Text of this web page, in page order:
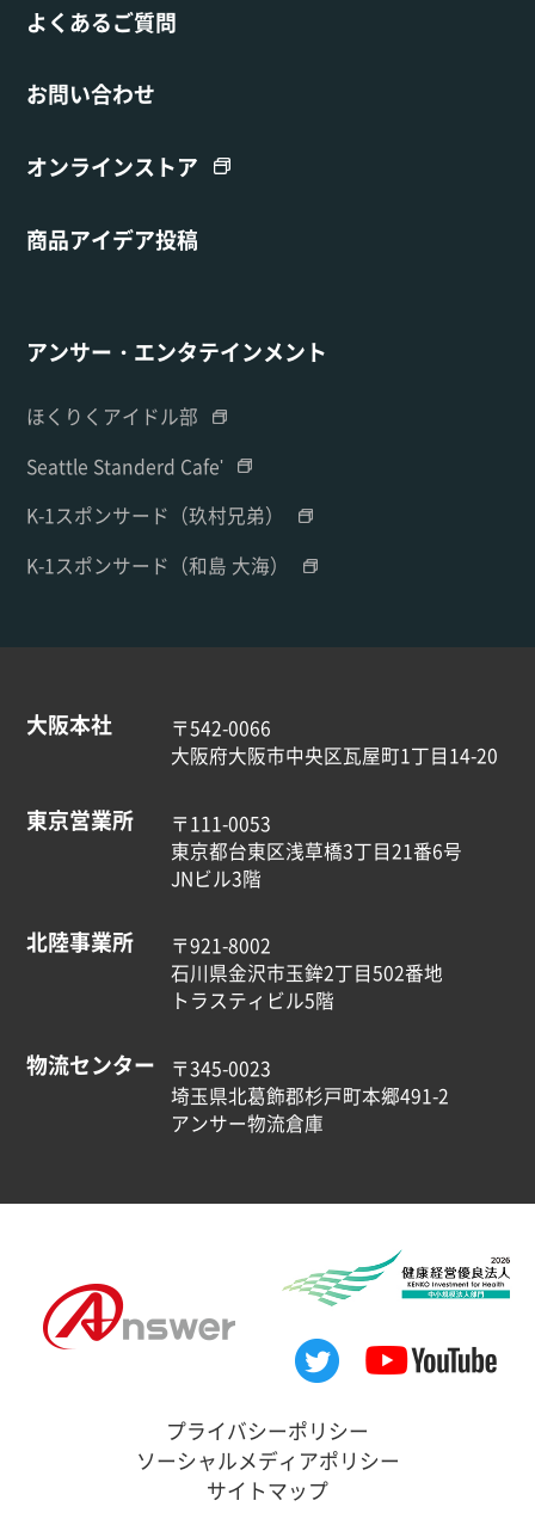
よくあるご質問
お問い合わせ
オンラインストア
商品アイデア投稿
アンサー・エンタテインメント
ほくりくアイドル部
Seattle Standerd Cafe'
K-1スポンサード（玖村兄弟）
K-1スポンサード（和島 大海）
大阪本社
〒542-0066
大阪府大阪市中央区瓦屋町1丁目14-20
東京営業所
〒111-0053
東京都台東区浅草橋3丁目21番6号
JNビル3階
北陸事業所
〒921-8002
石川県金沢市玉鉾2丁目502番地
トラスティビル5階
物流センター
〒345-0023
埼玉県北葛飾郡杉戸町本郷491-2
アンサー物流倉庫
プライバシーポリシー
ソーシャルメディアポリシー
サイトマップ